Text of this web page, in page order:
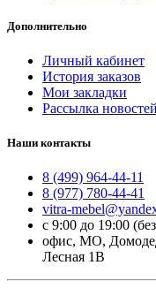
Дополнительно
Личный кабинет
История заказов
Мои закладки
Рассылка новостей
Наши контакты
8 (499) 964-44-11
8 (977) 780-44-41
vitra-
с 9:00 до 19:00
офис, МО,
Лесная 1В